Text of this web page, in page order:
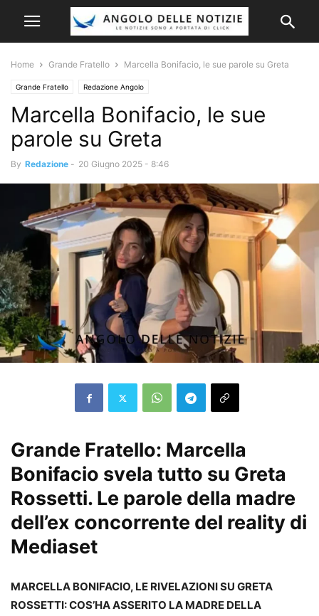
Home Grande Fratello Marcella Bonifacio, le sue parole su Greta
Grande Fratello Redazione Angolo
Marcella Bonifacio, le sue
parole su Greta
By Redazione - 20 Giugno 2025 - 8:46
Grande Fratello: Marcella
Bonifacio svela tutto su Greta
Rossetti. Le parole della madre
dell’ex concorrente del reality di
Mediaset
MARCELLA BONIFACIO, LE RIVELAZIONI SU GRETA
ROSSETTI: COS’HA ASSERITO LA MADRE DELLA